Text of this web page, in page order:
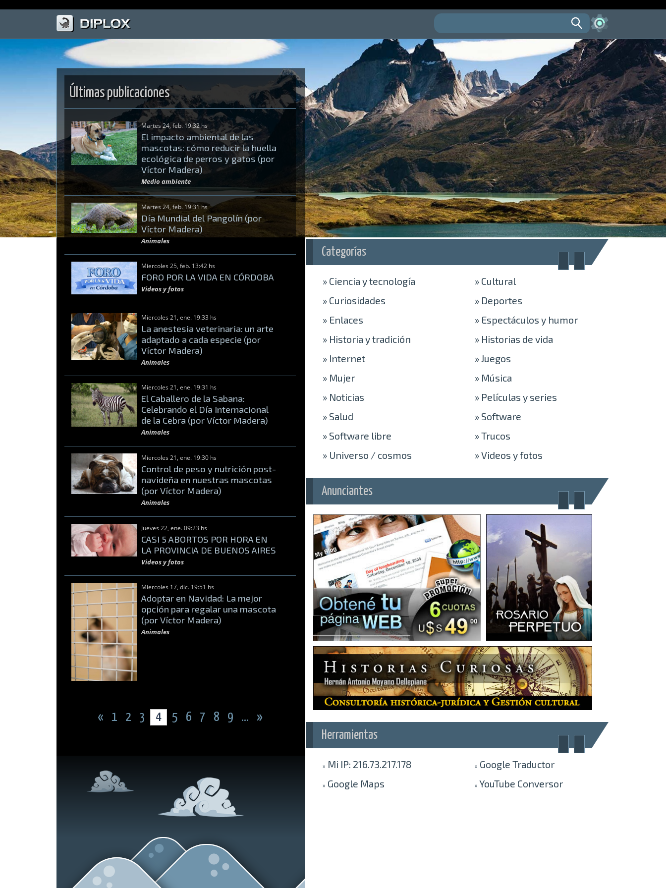
Últimas publicaciones
Martes 24, feb. 19:32 hs
El impacto ambiental de las
mascotas: cómo reducir la huella
ecológica de perros y gatos (por
Víctor Madera)
Medio ambiente
Martes 24, feb. 19:31 hs
Día Mundial del Pangolín (por
Víctor Madera)
Animales
Miercoles 25, feb. 13:42 hs
FORO POR LA VIDA EN CÓRDOBA
Videos y fotos
Miercoles 21, ene. 19:33 hs
La anestesia veterinaria: un arte
adaptado a cada especie (por
Víctor Madera)
Animales
Miercoles 21, ene. 19:31 hs
El Caballero de la Sabana:
Celebrando el Día Internacional
de la Cebra (por Víctor Madera)
Animales
Miercoles 21, ene. 19:30 hs
Control de peso y nutrición post-
navideña en nuestras mascotas
(por Víctor Madera)
Animales
Jueves 22, ene. 09:23 hs
CASI 5 ABORTOS POR HORA EN
LA PROVINCIA DE BUENOS AIRES
Videos y fotos
Miercoles 17, dic. 19:51 hs
Adoptar en Navidad: La mejor
opción para regalar una mascota
(por Víctor Madera)
Animales
« 1 2 3 4 5 6 7 8 9 ... »
Categorías
» Ciencia y tecnología » Cultural
» Curiosidades » Deportes
» Enlaces » Espectáculos y humor
» Historia y tradición » Historias de vida
» Internet »Juegos
» Mujer » Música
» Noticias » Películas y series
» Salud » Software
» Software libre »Trucos
» Universo / cosmos »Videos y fotos
Anunciantes
Herramientas
» Mi IP: 216.73.217.178 » GoogleTraductor
» Google Maps » YouTube Conversor